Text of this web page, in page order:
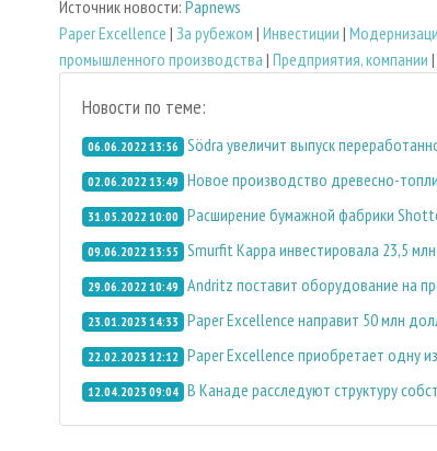
Источник новости: Papnews
Paper Excellence | За рубежом | Инвестиции |
промышленного производства | Предприятия, компании |
Новости по теме:
06.06.2022 13:56 Södra увеличит выпуск
02.06.2022 13:49 Новое производство древесно-
31.05.2022 10:00 Расширение бумажной фабрики
09.06.2022 13:55 Smurfit Kappa инвестировала 23,5
29.06.2022 10:49 Andritz поставит оборудование на
23.01.2023 14:33 Paper Excellence направит 50 млн
22.02.2023 12:12 Paper Excellence приобретает одну
12.04.2023 09:04 В Канаде расследуют структуру